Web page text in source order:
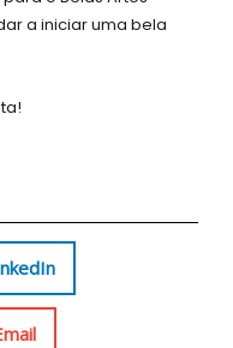
a iniciar uma bela